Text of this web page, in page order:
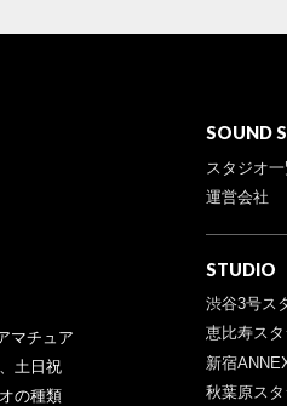
マチュア
土日祝
の種類
SOUND
スタジオ一
運営会社
STUDIO
渋谷3号ス
恵比寿スタ
新宿
秋葉原スタ